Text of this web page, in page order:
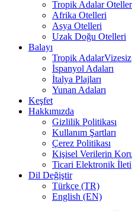
Tropik Adalar
Afrika Otelleri
Asya Otelleri
Uzak Doğu Otelleri
Balayı
Tropik AdalarVizesiz
İspanyol Adaları
İtalya Plajları
Yunan Adaları
Keşfet
Hakkımızda
Gizlilik Politikası
Kullanım Şartları
Çerez Politikası
Kişisel Verilerin
Ticari Elektronik İleti
Dil Değiştir
Türkçe (TR)
English (EN)